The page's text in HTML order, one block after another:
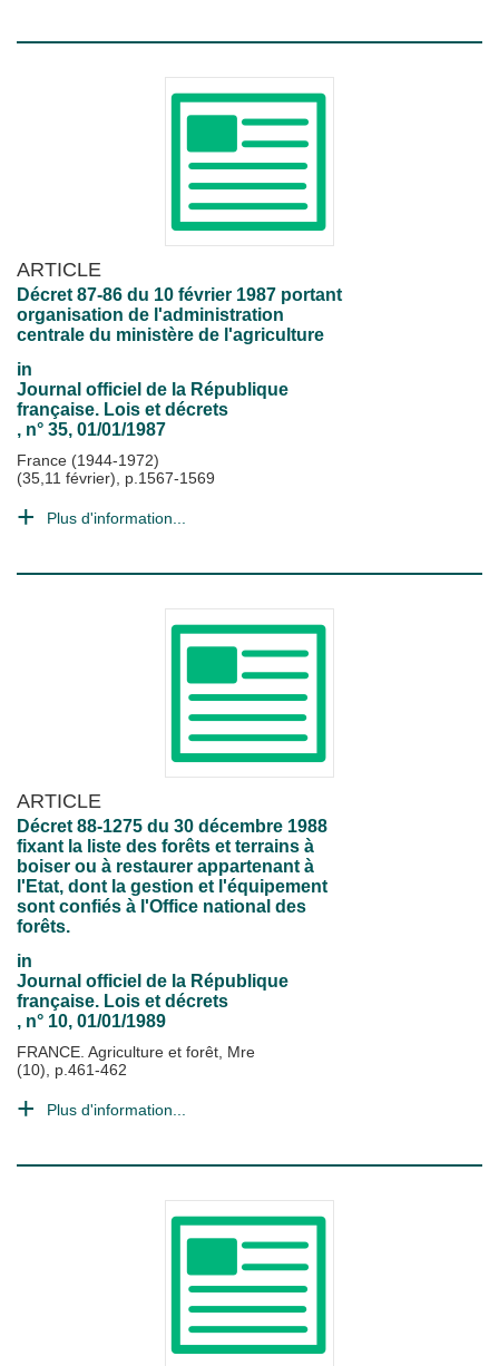
ARTICLE
Décret 87-86 du 10 février 1987 portant
organisation de l'administration
centrale du ministère de l'agriculture
in
Journal officiel de la République
française. Lois et décrets
, n° 35, 01/01/1987
France (1944-1972)
(35,11 février), p.1567-1569
Plus d'information...
ARTICLE
Décret 88-1275 du 30 décembre 1988
fixant la liste des forêts et terrains à
boiser ou à restaurer appartenant à
l'Etat, dont la gestion et l'équipement
sont confiés à l'Office national des
forêts.
in
Journal officiel de la République
française. Lois et décrets
, n° 10, 01/01/1989
FRANCE. Agriculture et forêt, Mre
(10), p.461-462
Plus d'information...